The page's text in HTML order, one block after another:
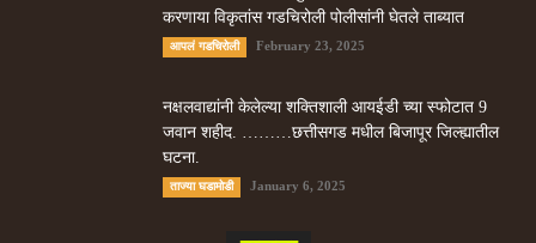
करणा­या विकृतांस गडचिरोली पोलीसांनी घेतले ताब्यात
आपलं गडचिरोली February 23, 2025
नक्षलवाद्यांनी केलेल्या शक्तिशाली आयईडी च्या स्फोटात 9
जवान शहीद. ………छत्तीसगड मधील बिजापूर जिल्ह्यातील
घटना.
ताज्या घडामोडी January 6, 2025